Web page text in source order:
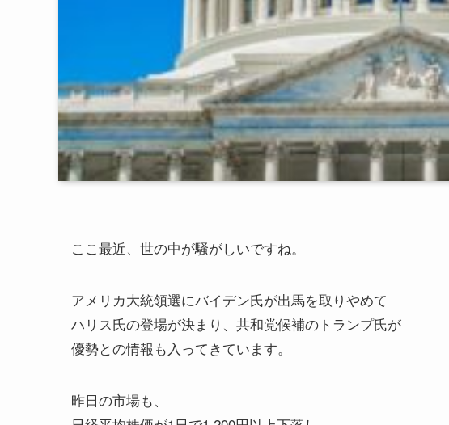
ここ最近、世の中が騒がしいですね。
アメリカ大統領選にバイデン氏が出馬を取りやめて
ハリス氏の登場が決まり、共和党候補のトランプ氏が
優勢との情報も入ってきています。
昨日の市場も、